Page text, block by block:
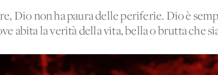
Dio non ha paura delle periferie. Dio è
abita la verità della vita, bella o brutta che